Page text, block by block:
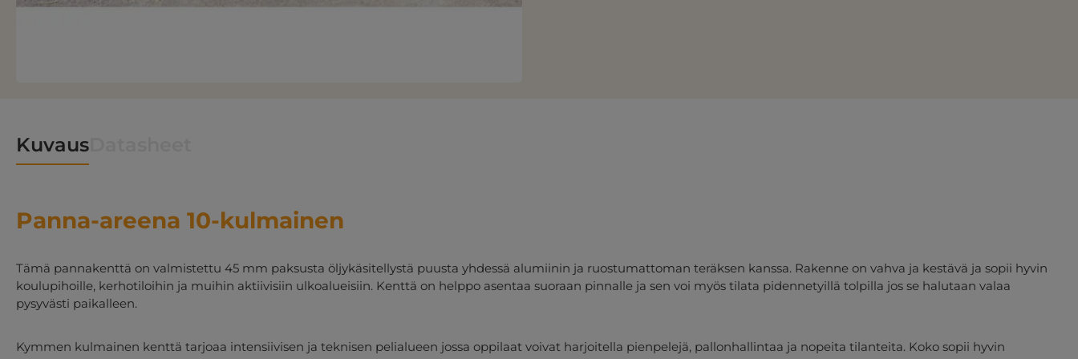
Kuvaus
Panna-areena 10-kulmainen
Tämä pannakenttä on valmistettu 45 mm paksusta öljykäsitellystä puusta yhdessä alumiinin ja ruostumattoman teräksen kanssa. Rakenne on vahva ja kestävä ja sopii hyvin
koulupihoille, kerhotiloihin ja muihin aktiivisiin ulkoalueisiin. Kenttä on helppo asentaa suoraan pinnalle ja sen voi myös tilata pidennetyillä tolpilla jos se halutaan valaa
pysyvästi paikalleen.
Kymmen kulmainen kenttä tarjoaa intensiivisen ja teknisen pelialueen jossa oppilaat voivat harjoitella pienpelejä, pallonhallintaa ja nopeita tilanteita. Koko sopii hyvin